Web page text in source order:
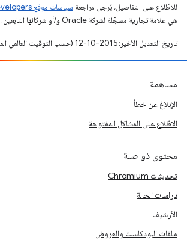
للاطّلاع على التفاصيل، يُرجى مراجعة سياسات موقع Google Developers‏
هي علامة تجارية مسجَّلة لشركة Oracle و/أو شركائها التابعين.
تاريخ التعديل الأخير: 2015-10-12 (حسب التوقيت العالمي المتفَّق عليه)
مساهمة
الإبلاغ عن خطأ
الاطّلاع على المشاكل المفتوحة
محتوى ذو صلة
تحديثات Chromium
دراسات الحالة
الأرشيف
ملفات البودكاست والعروض